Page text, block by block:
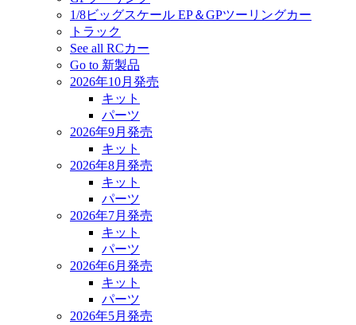
1/8ビッグスケール EP＆GPツーリングカー
トラック
See all RCカー
Go to 新製品
2026年10月発売
キット
パーツ
2026年9月発売
キット
2026年8月発売
キット
パーツ
2026年7月発売
キット
パーツ
2026年6月発売
キット
パーツ
2026年5月発売